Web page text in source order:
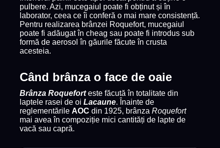
pulbere. Azi, mucegaiul poate fi obținut și în
laborator, ceea ce îi conferă o mai mare consistență.
Pentru realizarea brânzei Roquefort, mucegaiul
poate fi adăugat în cheag sau poate fi introdus sub
formă de aerosol în găurile făcute în crusta
acesteia.
Când brânza o face de oaie
Brânza Roqueforteste făcută în totalitate din
laptele rasei de oi Lacaune. Înainte de
reglementările AOC din 1925, brânza Roquefort
mai avea în compoziție mici cantități de lapte de
vacă sau capră.